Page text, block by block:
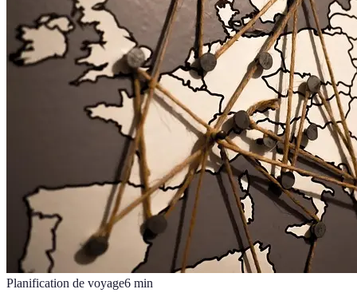
Planification de voyage6 min